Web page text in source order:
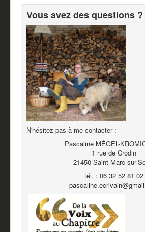
Vous avez des questions ?
N'hésitez pas à me contacter :
Pascaline MÉGEL-
1 rue de Crodin
21450 Saint-Marc-sur-
tél. : 06 32 52 81 02